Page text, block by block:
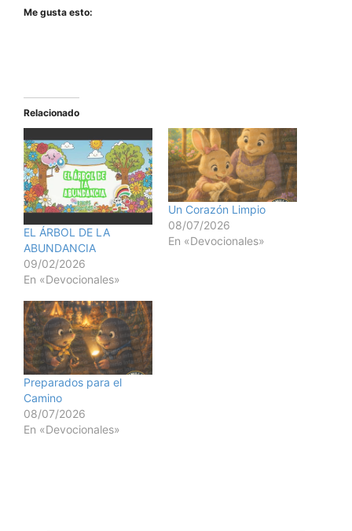
Me gusta esto:
Relacionado
EL ÁRBOL DE LA
ABUNDANCIA
09/02/2026
En «Devocionales»
Un Corazón Limpio
08/07/2026
En «Devocionales»
Preparados para el
Camino
08/07/2026
En «Devocionales»